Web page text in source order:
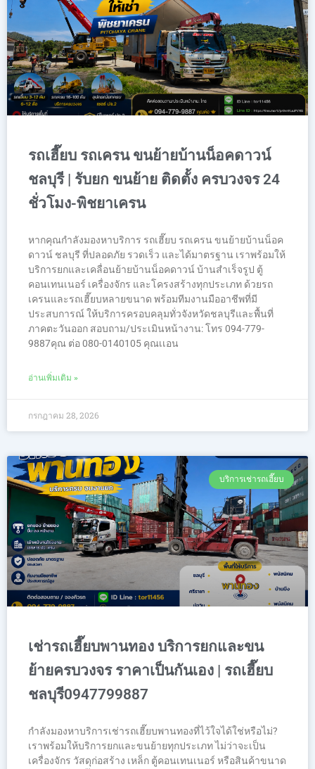
รถเฮี๊ยบ รถเครน ขนย้ายบ้านน็อคดาวน์
ชลบุรี | รับยก ขนย้าย ติดตั้ง ครบวงจร 24
ชั่วโมง-พิชยาเครน
หากคุณกำลังมองหาบริการ รถเฮี๊ยบ รถเครน ขนย้ายบ้านน็อค
ดาวน์ ชลบุรี ที่ปลอดภัย รวดเร็ว และได้มาตรฐาน เราพร้อมให้
บริการยกและเคลื่อนย้ายบ้านน็อคดาวน์ บ้านสำเร็จรูป ตู้
คอนเทนเนอร์ เครื่องจักร และโครงสร้างทุกประเภท ด้วยรถ
เครนและรถเฮี๊ยบหลายขนาด พร้อมทีมงานมืออาชีพที่มี
ประสบการณ์ ให้บริการครอบคลุมทั่วจังหวัดชลบุรีและพื้นที่
ภาคตะวันออก สอบถาม/ประเมินหน้างาน: โทร 094-779-
9887คุณ ต่อ 080-0140105 คุณเเอน
อ่านเพิ่มเติม »
กรกฎาคม 28, 2026
บริการเช่ารถเฮี๊ยบ
เช่ารถเฮี๊ยบพานทอง บริการยกและขน
ย้ายครบวงจร ราคาเป็นกันเอง | รถเฮี๊ยบ
ชลบุรี0947799887
กำลังมองหาบริการเช่ารถเฮี๊ยบพานทองที่ไว้ใจได้ใช่หรือไม่?
เราพร้อมให้บริการยกและขนย้ายทุกประเภท ไม่ว่าจะเป็น
เครื่องจักร วัสดุก่อสร้าง เหล็ก ตู้คอนเทนเนอร์ หรือสินค้าขนาด